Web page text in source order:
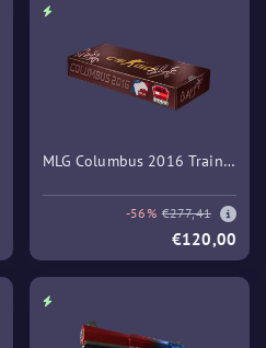
MLG Columbus 2016 Train
-56% €277,41
€120,00